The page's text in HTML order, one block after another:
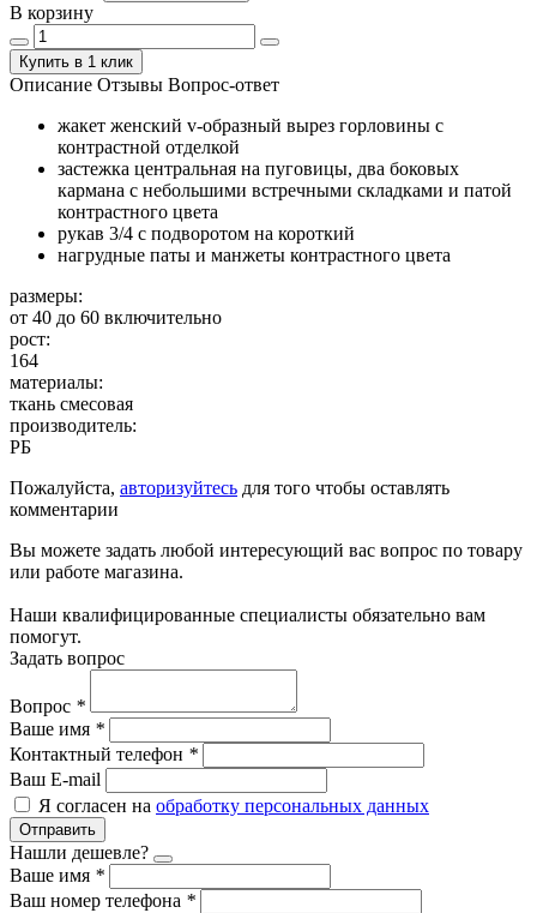
В корзину
Купить в 1 клик
Описание Отзывы Вопрос-ответ
жакет женский v-образный вырез горловины с
контрастной отделкой
застежка центральная на пуговицы, два боковых
кармана с небольшими встречными складками и патой
контрастного цвета
рукав 3/4 с подворотом на короткий
нагрудные паты и манжеты контрастного цвета
размеры:
от 40 до 60 включительно
рост:
164
материалы:
ткань смесовая
производитель:
РБ
Пожалуйста, авторизуйтесь для того чтобы оставлять
комментарии
Вы можете задать любой интересующий вас вопрос по товару
или работе магазина.
Наши квалифицированные специалисты обязательно вам
помогут.
Задать вопрос
Вопрос *
Ваше имя *
Контактный телефон *
Ваш E-mail
Я согласен на обработку персональных данных
Отправить
Нашли дешевле?
Ваше имя *
Ваш номер телефона *